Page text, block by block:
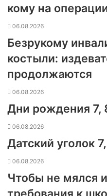
кому на
06.08.2026
Безрукому
костыли:
продолжаются
06.08.2026
Дни рождения 7,
06.08.2026
Датский уголок
06.08.2026
Чтобы не мялся